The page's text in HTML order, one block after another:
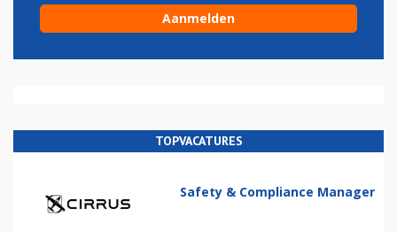
TOPVACATURES
Safety & Compliance Manager